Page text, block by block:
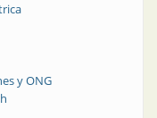
y ONG